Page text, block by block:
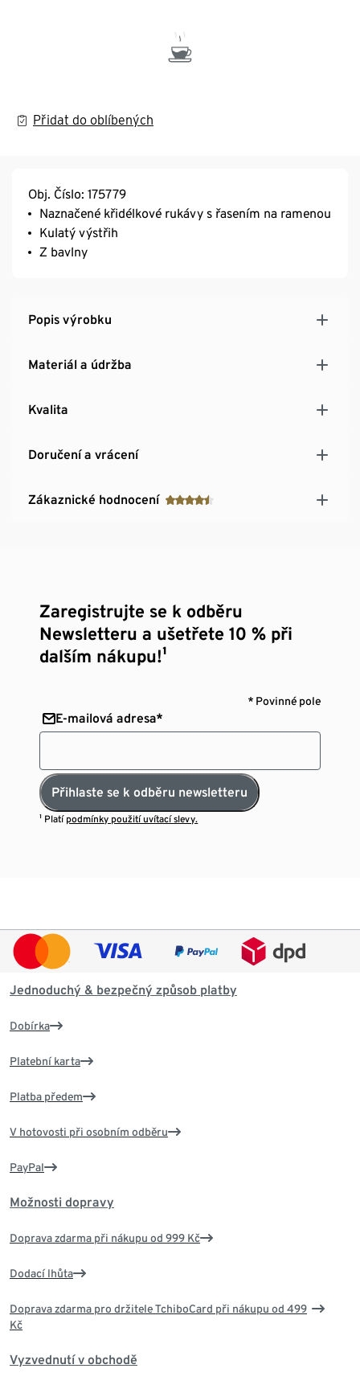
Přidat do oblíbených
Obj. Číslo: 175779
Naznačené křidélkové rukávy s řasením na ramenou
Kulatý výstřih
Z bavlny
Popis výrobku
Materiál a údržba
Kvalita
Doručení a vrácení
Zákaznické hodnocení
Zaregistrujte se k odběru
Newsletteru a ušetřete 10 % při
dalším nákupu!¹
* Povinné pole
E-mailová adresa*
Přihlaste se k odběru newsletteru
¹ Platí podmínky použití uvítací slevy.
Jednoduchý & bezpečný způsob platby
Dobírka
Platební karta
Platba předem
V hotovosti při osobním odběru
PayPal
Možnosti dopravy
Doprava zdarma při nákupu od 999 Kč
Dodací lhůta
Doprava zdarma pro držitele TchiboCard při nákupu od 499
Kč
Vyzvednutí v obchodě